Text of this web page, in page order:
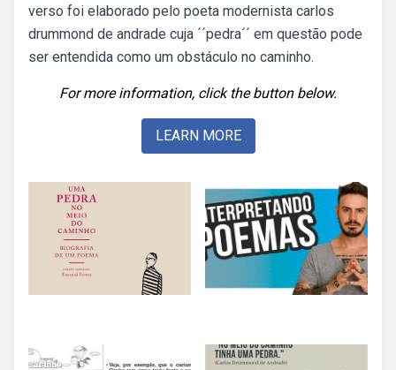
verso foi elaborado pelo poeta modernista carlos
drummond de andrade cuja ´´pedra´´ em questão pode
ser entendida como um obstáculo no caminho.
For more information, click the button below.
LEARN MORE